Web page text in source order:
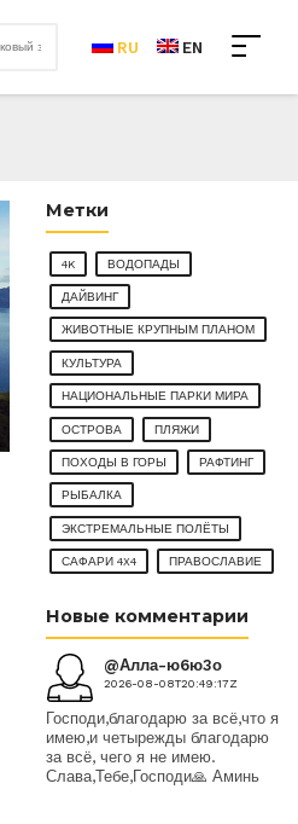
RU EN
Метки
4K ВОДОПАДЫ
ДАЙВИНГ
ЖИВОТНЫЕ КРУПНЫМ ПЛАНОМ
КУЛЬТУРА
НАЦИОНАЛЬНЫЕ ПАРКИ МИРА
ОСТРОВА ПЛЯЖИ
ПОХОДЫ В ГОРЫ РАФТИНГ
РЫБАЛКА
ЭКСТРЕМАЛЬНЫЕ ПОЛЁТЫ
САФАРИ 4X4 ПРАВОСЛАВИЕ
Новые комментарии
@Алла-ю6ю3о
2026-08-08T20:49:17Z
Господи,благодарю за всё,что я
имею,и четырежды благодарю
за всё, чего я не имею.
Слава,Тебе,Господи🙏 Аминь